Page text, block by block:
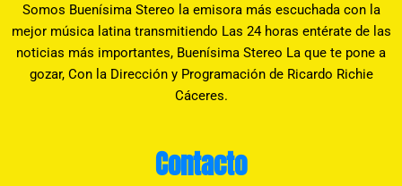
Somos Buenísima Stereo la emisora más escuchada con la
mejor música latina transmitiendo Las 24 horas entérate de las
noticias más importantes, Buenísima Stereo La que te pone a
gozar, Con la Dirección y Programación de Ricardo Richie
Cáceres.
Contacto